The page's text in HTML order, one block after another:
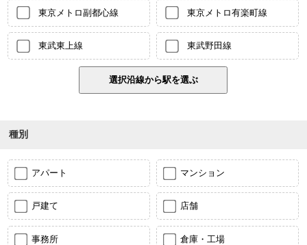
東京メトロ副都心線 東京メトロ有楽町線
東武東上線 東武野田線
種別
アパート マンション
戸建て 店舗
事務所 倉庫・工場